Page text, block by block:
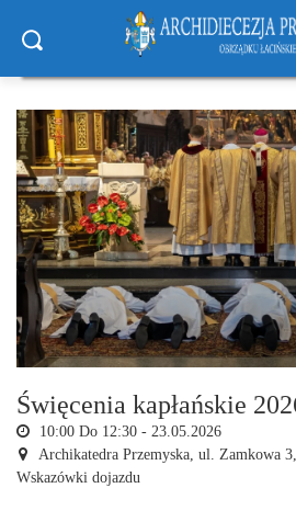
Święcenia kapłańskie
10:00 Do 12:30 - 23.05.2026
Archikatedra Przemyska, ul. Zamkowa
Wskazówki dojazdu